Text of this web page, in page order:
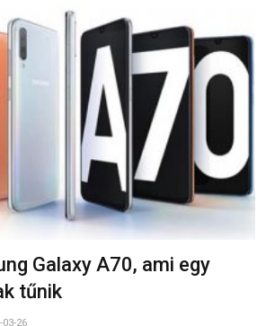
Galaxy A70, ami egy
tűnik
03-26